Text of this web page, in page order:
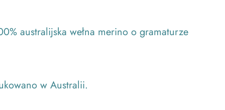
australijska wełna merino o gramaturze
w Australii.